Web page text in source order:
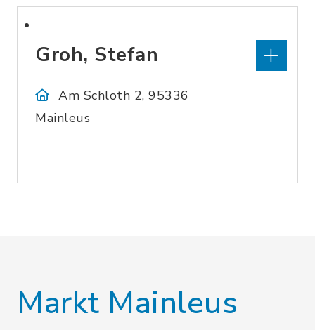
Groh, Stefan
Am Schloth 2, 95336
Mainleus
Markt Mainleus